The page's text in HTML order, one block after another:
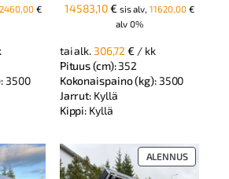
€
3500
14583,10€ sis alv, 11620,00 €
alv 0%
tai alk. 306,72€ / kk
Pituus (cm):352
Kokonaispaino (kg): 3500
Jarrut: Kyllä
Kippi: Kyllä
ALENNUSTUOTE